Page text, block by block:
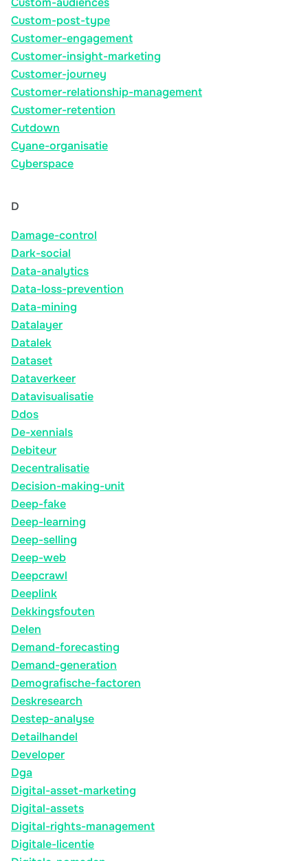
Custom-post-type
Customer-engagement
Customer-insight-marketing
Customer-journey
Customer-relationship-management
Customer-retention
Cutdown
Cyane-organisatie
Cyberspace
D
Damage-control
Dark-social
Data-analytics
Data-loss-prevention
Data-mining
Datalayer
Datalek
Dataset
Dataverkeer
Datavisualisatie
Ddos
De-xennials
Debiteur
Decentralisatie
Decision-making-unit
Deep-fake
Deep-learning
Deep-selling
Deep-web
Deepcrawl
Deeplink
Dekkingsfouten
Delen
Demand-forecasting
Demand-generation
Demografische-factoren
Deskresearch
Destep-analyse
Detailhandel
Developer
Dga
Digital-asset-marketing
Digital-assets
Digital-rights-management
Digitale-licentie